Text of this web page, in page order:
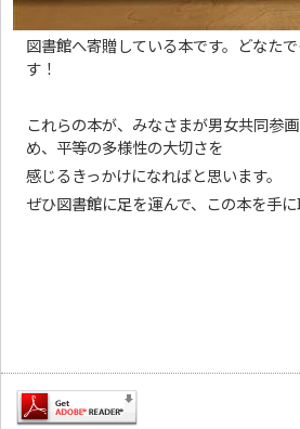
図書館へ寄贈している本です。どなた
す！
これらの本が、みなさまが男女共同参
め、平等の多様性の大切さを
感じるきっかけになればと思います。
ぜひ図書館に足を運んで、この本を手に